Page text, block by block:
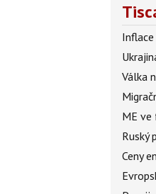
Inflace
Válka
ME
Ruský
Ceny